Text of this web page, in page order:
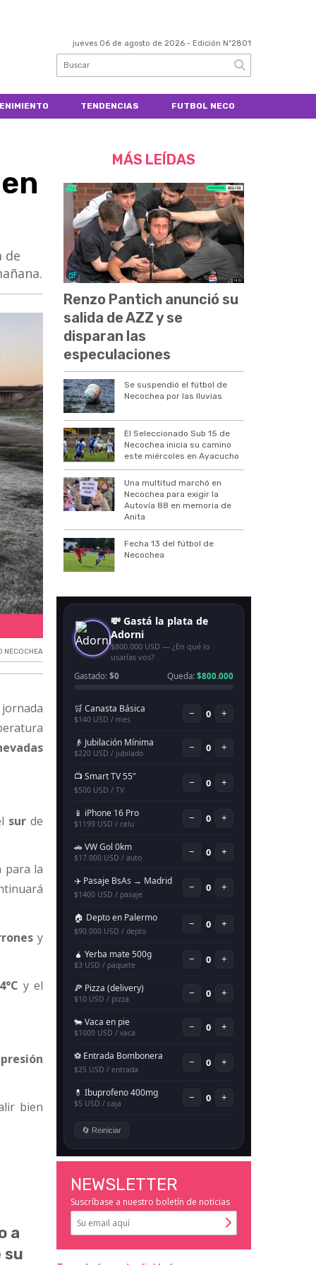
jueves 06 de agosto de 2026 - Edición Nº2801
TENDENCIAS FUTBOL NECO
de
Clima hoy en Necochea.
NECOCHEA
sur de
para la
y
4°C y el
presión
bien
a
su
MÁS LEÍDAS
Renzo Pantich anunció su
salida de AZZ y se
disparan las
especulaciones
Se suspendió el fútbol de
Necochea por las lluvias
El Seleccionado Sub 15 de
Necochea inicia su camino
este miércoles en Ayacucho
Una multitud marchó en
Necochea para exigir la
Autovía 88 en memoria de
Anita
Fecha 13 del fútbol de
Necochea
NEWSLETTER
Suscríbase a nuestro boletín de noticias